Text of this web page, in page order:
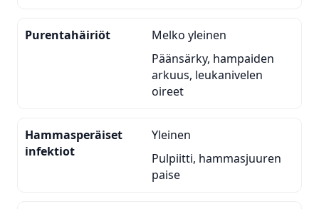
Purentahäiriöt
Melko yleinen
Päänsärky, hampaiden
arkuus, leukanivelen
oireet
Hammasperäiset
infektiot
Yleinen
Pulpiitti, hammasjuuren
paise